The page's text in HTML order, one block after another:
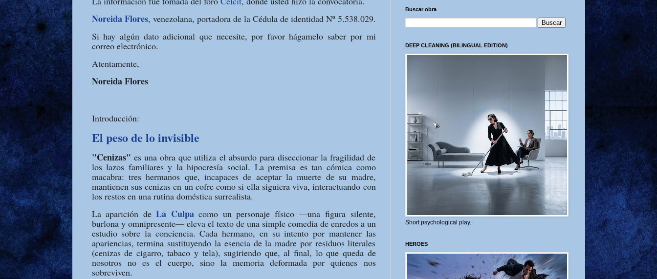
Noreida Flores, venezolana, portadora de la Cédula de identidad Nº 5.538.029.
Si hay algún dato adicional que necesite, por favor hágamelo saber por mi
correo electrónico.
Atentamente,
Noreida Flores
Introducción:
El peso de lo invisible
"Cenizas" es una obra que utiliza el absurdo para diseccionar la fragilidad de
los lazos familiares y la hipocresía social. La premisa es tan cómica como
macabra: tres hermanos que, incapaces de aceptar la muerte de su madre,
mantienen sus cenizas en un cofre como si ella siguiera viva, interactuando con
los restos en una rutina doméstica surrealista.
La aparición deLa Culpacomo un personaje físico —una figura silente,
burlona y omnipresente— eleva el texto de una simple comedia de enredos a un
estudio sobre la conciencia. Cada hermano, en su intento por mantener las
apariencias, termina sustituyendo la esencia de la madre por residuos literales
(cenizas de cigarro, tabaco y tela), sugiriendo que, al final, lo que queda de
nosotros no es el cuerpo, sino la memoria deformada por quienes nos
sobreviven.
Buscar obra
DEEP CLEANING (BILINGUAL EDITION)
Short psychological play.
HEROES